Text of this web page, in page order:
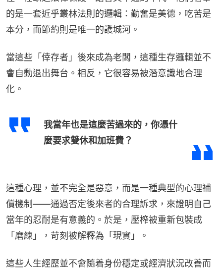
的是一套近乎叢林法則的邏輯：勤奮是美德，吃苦是
本分，而節約則是唯一的護城河。
當這些「倖存者」後來成為老闆，這種生存邏輯並不
會自動退出舞台。相反，它很容易被潛意識地合理
化。
我當年也是這麼苦過來的，你憑什
麼要求雙休和加班費？
這種心理，並不完全是惡意，而是一種典型的心理補
償機制——通過否定後來者的合理訴求，來證明自己
當年的忍耐是有意義的。於是，壓榨被重新包裝成
「磨練」，苛刻被解釋為「現實」。
這些人生經歷並不會隨着身份穩定或經濟狀況改善而